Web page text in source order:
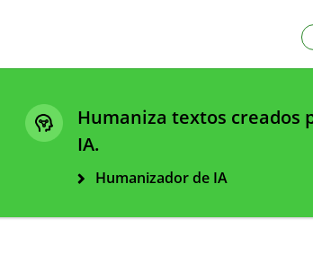
Humaniza textos creados
IA.
Humanizador de IA